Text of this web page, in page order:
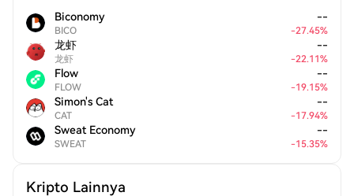
Biconomy
BICO
--
-27.45%
龙虾
龙虾
--
-22.11%
Flow
FLOW
--
-19.15%
Simon's Cat
CAT
--
-17.94%
Sweat Economy
SWEAT
--
-15.35%
Kripto Lainnya